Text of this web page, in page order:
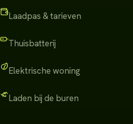
Laadpas & tarieven
Thuisbatterij
Elektrische woning
Laden bij de buren